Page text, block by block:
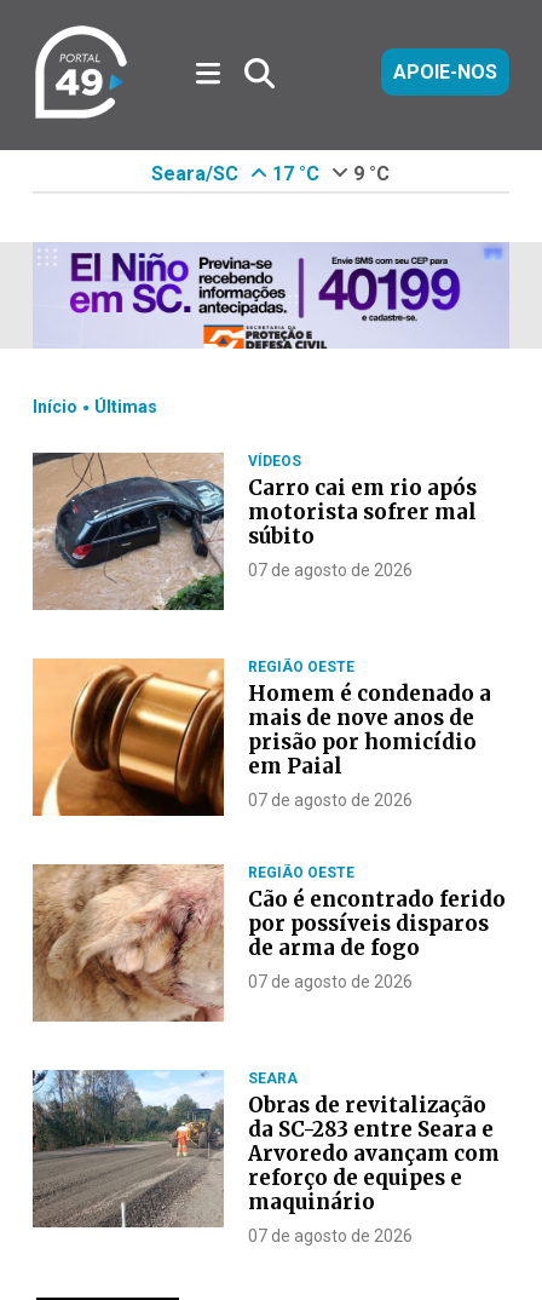
APOIE-NOS
Seara/SC 17 °C 9 °C
Início . Últimas
VÍDEOS
Carro cai em rio após
motorista sofrer mal
súbito
07 de agosto de 2026
REGIÃO OESTE
Homem é condenado a
mais de nove anos de
prisão por homicídio
em Paial
07 de agosto de 2026
REGIÃO OESTE
Cão é encontrado ferido
por possíveis disparos
de arma de fogo
07 de agosto de 2026
SEARA
Obras de revitalização
da SC-283 entre Seara e
Arvoredo avançam com
reforço de equipes e
maquinário
07 de agosto de 2026